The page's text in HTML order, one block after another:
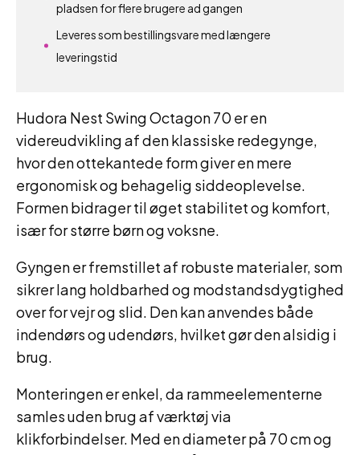
Hudora Nest Swing Octagon 70 er en
videreudvikling af den klassiske redegynge,
hvor den ottekantede form giver en mere
ergonomisk og behagelig siddeoplevelse.
Formen bidrager til øget stabilitet og komfort,
især for større børn og voksne.
Gyngen er fremstillet af robuste materialer, som
sikrer lang holdbarhed og modstandsdygtighed
over for vejr og slid. Den kan anvendes både
indendørs og udendørs, hvilket gør den alsidig i
brug.
Monteringen er enkel, da rammeelementerne
samles uden brug af værktøj via
klikforbindelser. Med en diameter på 70 cm og
pladsen for flere brugere ad gangen
Leveres som bestillingsvare med længere
leveringstid